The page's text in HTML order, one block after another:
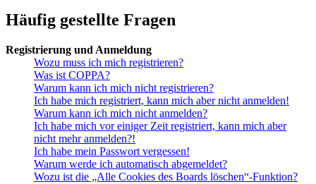
Häufig gestellte Fragen
Registrierung und Anmeldung
Wozu muss ich mich registrieren?
Was ist COPPA?
Warum kann ich mich nicht registrieren?
Ich habe mich registriert, kann mich aber nicht anmelden!
Warum kann ich mich nicht anmelden?
Ich habe mich vor einiger Zeit registriert, kann mich aber
nicht mehr anmelden?!
Ich habe mein Passwort vergessen!
Warum werde ich automatisch abgemeldet?
Wozu ist die „Alle Cookies des Boards löschen“-Funktion?